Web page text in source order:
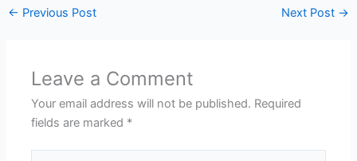
← Previous Post Next Post →
Leave a Comment
Your email address will not be published. Required
fields are marked *